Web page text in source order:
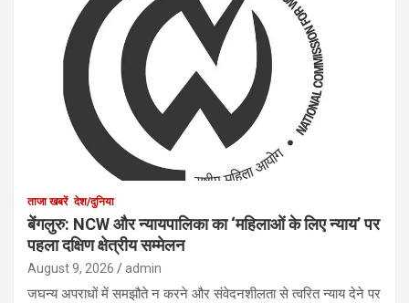
ताजा खबरें देश/दुनिया
बेंगलुरु: NCW और न्यायपालिका का ‘महिलाओं के लिए न्याय’ पर
पहला दक्षिण क्षेत्रीय सम्मेलन
August 9, 2026 admin
जघन्य अपराधों में समझौते न करने और संवेदनशीलता से त्वरित न्याय देने पर